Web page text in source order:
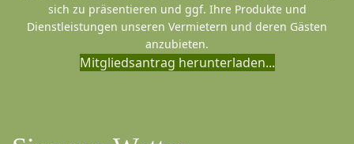
sich zu präsentieren und ggf. Ihre Produkte und
Dienstleistungen unseren Vermietern und deren Gästen
anzubieten.
Mitgliedsantrag herunterladen...